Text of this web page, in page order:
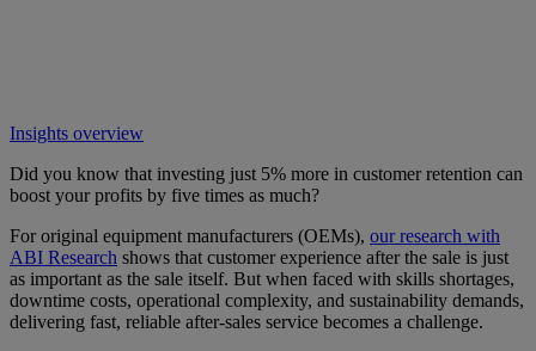
Insights overview
Did you know that investing just 5% more in customer retention can
boost your profits by five times as much?
For original equipment manufacturers (OEMs), our research with
ABI Research shows that customer experience after the sale is just
as important as the sale itself. But when faced with skills shortages,
downtime costs, operational complexity, and sustainability demands,
delivering fast, reliable after-sales service becomes a challenge.